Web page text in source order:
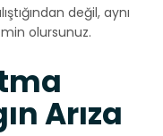
değil, aynı
olursunuz.
Arıza